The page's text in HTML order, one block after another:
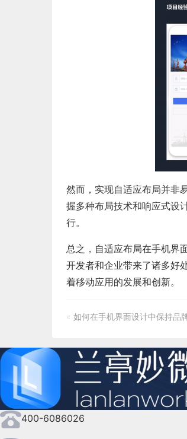
然而，实现自适应布局并非
握多种布局技术和响应式设
行。
总之，自适应布局在手机界
开发者和企业带来了诸多好
着移动应用的发展和创新。
« 如何在手机界面设计中保持品
400-6086026